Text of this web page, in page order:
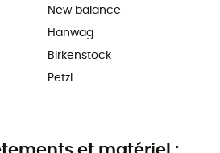
New balance
Hanwag
Birkenstock
Petzl